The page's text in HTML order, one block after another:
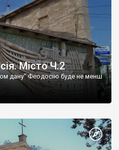
Місто Ч.2
дану" Феодосію буде не менш